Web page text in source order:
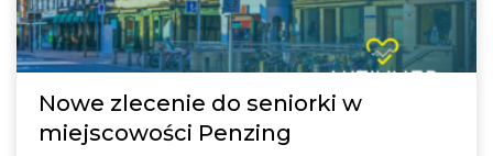
Nowe zlecenie do seniorki w
miejscowości Penzing